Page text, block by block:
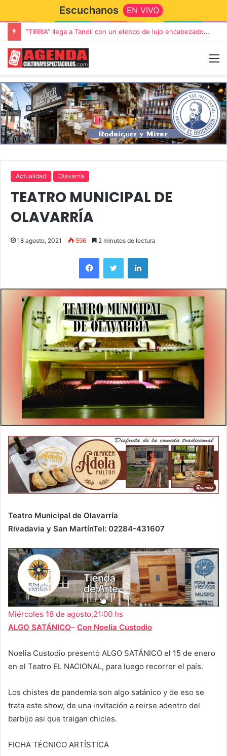
Escuchanos EN VIVO
“TIRRIA” llega a Tandil con un elenco de lujo encabezado por Capusotto, Spregelburd y Stefani
Actualidad Olavarría
TEATRO MUNICIPAL DE
OLAVARRÍA
18 agosto, 2021 596 2 minutos de lectura
Teatro Municipal de Olavarría
Rivadavia y San MartínTel: 02284-431607
Miércoles 18 de agosto,21:00 hs
ALGO SATÁNICO– Con Noelia Custodio
Noelia Custodio presentó ALGO SATÁNICO el 15 de enero
en el Teatro EL NACIONAL, para luego recorrer el país.
Los chistes de pandemia son algo satánico y de eso se
trata este show, de una invitación a reirse adentro del
barbijo asi que traigan chicles.
FICHA TÉCNICO ARTÍSTICA